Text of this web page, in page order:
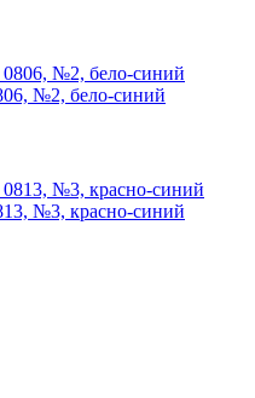
№2, бело-синий
№3, красно-синий